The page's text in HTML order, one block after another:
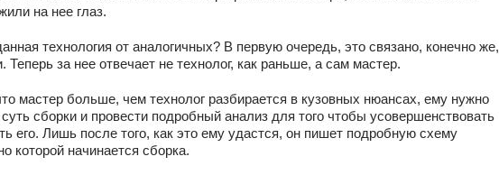
на нее глаз.
технология от аналогичных? В первую очередь, это связано, конечно же,
Теперь за нее отвечает не технолог, как раньше, а сам мастер.
мастер больше, чем технолог разбирается в кузовных нюансах, ему нужно
сборки и провести подробный анализ для того чтобы усовершенствовать
его. Лишь после того, как это ему удастся, он пишет подробную схему
которой начинается сборка.